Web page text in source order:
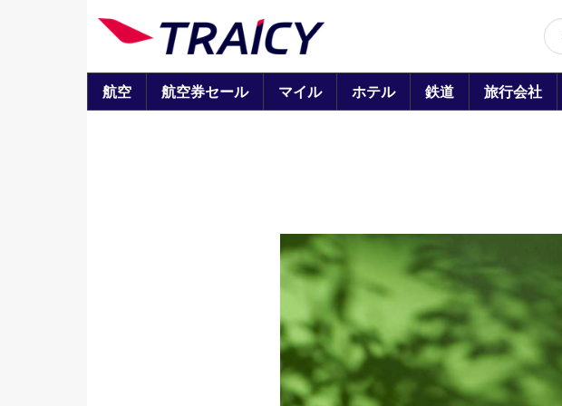
航空 航空券セール マイル ホテル 鉄道 旅行会社